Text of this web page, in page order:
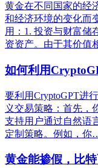
黄金在不同国家的经
和经济环境的变化而
用：1. 投资与财富储
资资产。由于其价值
如何利用
要利用CryptoGPT进
义交易策略：首先，
支持用户通过自然语
定制策略。例如，你
黄金能掺假，比